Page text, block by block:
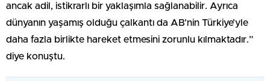
ancak adil, istikrarlı bir yaklaşımla sağlanabilir. Ayrıca
dünyanın yaşamış olduğu çalkantı da AB’nin Türkiye’yle
daha fazla birlikte hareket etmesini zorunlu kılmaktadır.”
diye konuştu.